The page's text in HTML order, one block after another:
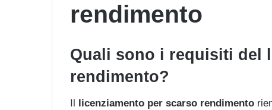
rendimento
Quali sono i requisiti del
rendimento?
licenziamento per scarso rendimento